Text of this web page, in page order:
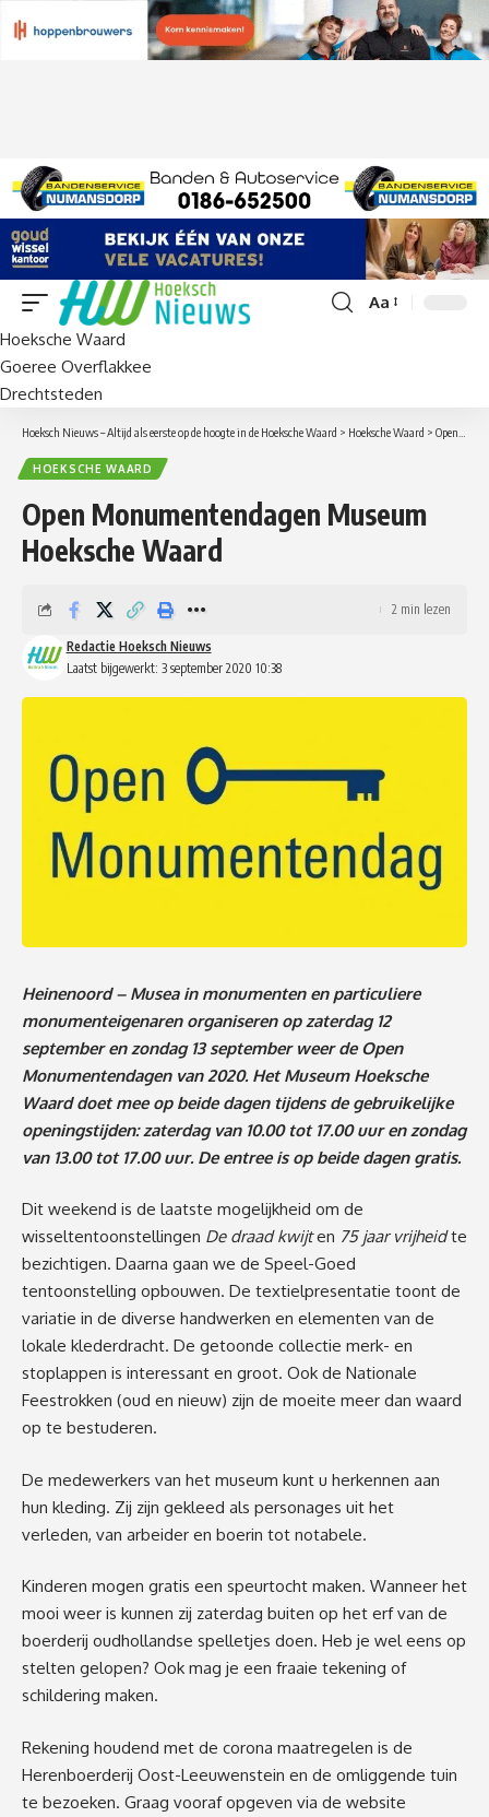
Lettergrootte
Aa
Hoeksche Waard
Goeree Overflakkee
Drechtsteden
Hoeksch Nieuws – Altijd als eerste op de hoogte in de Hoeksche Waard > Hoeksche Waard > Open Monumentendagen Museum Hoeksche Waard
HOEKSCHE WAARD
Open Monumentendagen Museum
Hoeksche Waard
Laatst bijgewerkt: 3 september 2020 10:38
Redactie Hoeksch Nieuws
2 min lezen
Heinenoord – Musea in monumenten en particuliere
monumenteigenaren organiseren op zaterdag 12
september en zondag 13 september weer de Open
Monumentendagen van 2020. Het Museum Hoeksche
Waard doet mee op beide dagen tijdens de gebruikelijke
openingstijden: zaterdag van 10.00 tot 17.00 uur en zondag
van 13.00 tot 17.00 uur. De entree is op beide dagen gratis.
Dit weekend is de laatste mogelijkheid om de
wisseltentoonstellingen De draad kwijten 75 jaar vrijheidte
bezichtigen. Daarna gaan we de Speel-Goed
tentoonstelling opbouwen. De textielpresentatie toont de
variatie in de diverse handwerken en elementen van de
lokale klederdracht. De getoonde collectie merk- en
stoplappen is interessant en groot. Ook de Nationale
Feestrokken (oud en nieuw) zijn de moeite meer dan waard
op te bestuderen.
De medewerkers van het museum kunt u herkennen aan
hun kleding. Zij zijn gekleed als personages uit het
verleden, van arbeider en boerin tot notabele.
Kinderen mogen gratis een speurtocht maken. Wanneer het
mooi weer is kunnen zij zaterdag buiten op het erf van de
boerderij oudhollandse spelletjes doen. Heb je wel eens op
stelten gelopen? Ook mag je een fraaie tekening of
schildering maken.
Rekening houdend met de corona maatregelen is de
Herenboerderij Oost-Leeuwenstein en de omliggende tuin
te bezoeken. Graag vooraf opgeven via de website